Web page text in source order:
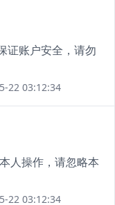
证账户安全，请勿
22 03:12:34
人操作，请忽略本
22 03:12:34